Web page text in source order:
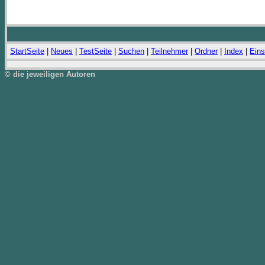
StartSeite Neues TestSeite Suchen Teilnehmer| Ordner| Index
© die jeweiligen Autoren